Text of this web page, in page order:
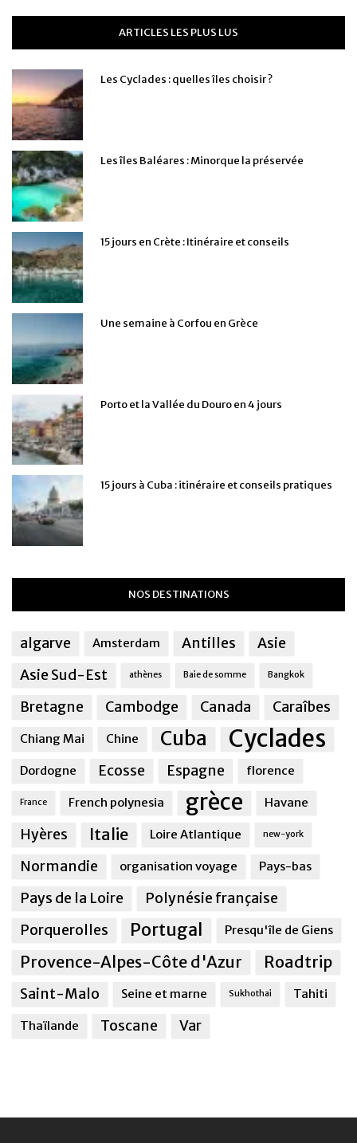
ARTICLES LES PLUS LUS
Les Cyclades : quelles îles choisir ?
Les îles Baléares : Minorque la préservée
15 jours en Crète : Itinéraire et conseils
Une semaine à Corfou en Grèce
Porto et la Vallée du Douro en 4 jours
15 jours à Cuba : itinéraire et conseils pratiques
NOS DESTINATIONS
algarve Amsterdam Antilles
Asie
Asie Sud-Est
athènes Baie de somme Bangkok
Bretagne Cambodge Canada Caraîbes
Chiang Mai Chine Cuba Cyclades
Dordogne Ecosse Espagne florence
France French polynesia grèce Havane
Hyères Italie Loire Atlantique new-york
Normandie organisation voyage Pays-bas
Pays de la Loire
Polynésie française
Porquerolles
Portugal Presqu'île de Giens
Provence-Alpes-Côte d'Azur Roadtrip
Saint-Malo Seine et marne Sukhothai Tahiti
Thaïlande Toscane Var